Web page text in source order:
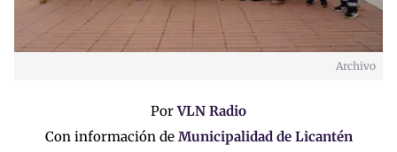
Archivo
PorVLN Radio
Con información de Municipalidad de Licantén